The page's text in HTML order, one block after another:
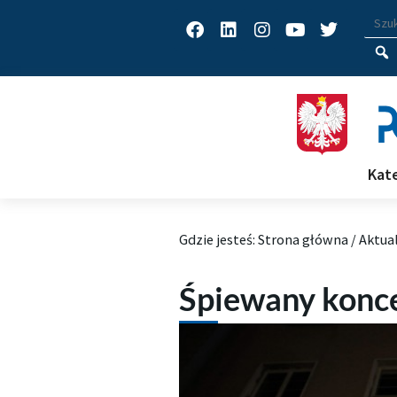
Facebook
LinkedinInstagram
YoutubeTwitter
Gdzie jesteś: Strona główna /
Śpiewany